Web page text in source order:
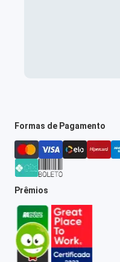
Formas de Pagamento
Prêmios